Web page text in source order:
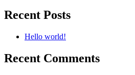
Recent Posts
Hello world!
Recent Comments